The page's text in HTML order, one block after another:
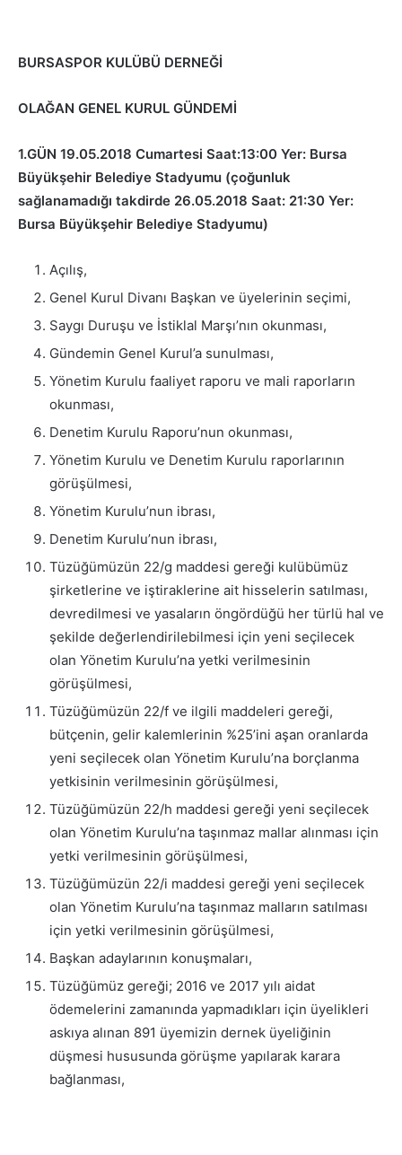
BURSASPOR KULÜBÜ DERNEĞİ
OLAĞAN GENEL KURUL GÜNDEMİ
1.GÜN 19.05.2018 Cumartesi Saat:13:00 Yer: Bursa
Büyükşehir Belediye Stadyumu (çoğunluk
sağlanamadığı takdirde 26.05.2018 Saat: 21:30 Yer:
Bursa Büyükşehir Belediye Stadyumu)
Açılış,
Genel Kurul Divanı Başkan ve üyelerinin seçimi,
Saygı Duruşu ve İstiklal Marşı’nın okunması,
Gündemin Genel Kurul’a sunulması,
Yönetim Kurulu faaliyet raporu ve mali raporların
okunması,
Denetim Kurulu Raporu’nun okunması,
Yönetim Kurulu ve Denetim Kurulu raporlarının
görüşülmesi,
Yönetim Kurulu’nun ibrası,
Denetim Kurulu’nun ibrası,
Tüzüğümüzün 22/g maddesi gereği kulübümüz
şirketlerine ve iştiraklerine ait hisselerin satılması,
devredilmesi ve yasaların öngördüğü her türlü hal ve
şekilde değerlendirilebilmesi için yeni seçilecek
olan Yönetim Kurulu’na yetki verilmesinin
görüşülmesi,
Tüzüğümüzün 22/f ve ilgili maddeleri gereği,
bütçenin, gelir kalemlerinin %25’ini aşan oranlarda
yeni seçilecek olan Yönetim Kurulu’na borçlanma
yetkisinin verilmesinin görüşülmesi,
Tüzüğümüzün 22/h maddesi gereği yeni seçilecek
olan Yönetim Kurulu’na taşınmaz mallar alınması için
yetki verilmesinin görüşülmesi,
Tüzüğümüzün 22/i maddesi gereği yeni seçilecek
olan Yönetim Kurulu’na taşınmaz malların satılması
için yetki verilmesinin görüşülmesi,
Başkan adaylarının konuşmaları,
Tüzüğümüz gereği; 2016 ve 2017 yılı aidat
ödemelerini zamanında yapmadıkları için üyelikleri
askıya alınan 891 üyemizin dernek üyeliğinin
düşmesi hususunda görüşme yapılarak karara
bağlanması,